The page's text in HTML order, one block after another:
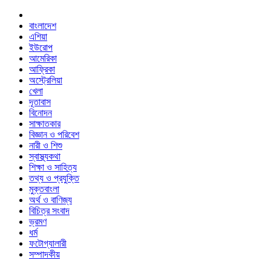
বাংলাদেশ
এশিয়া
ইউরোপ
আমেরিকা
আফ্রিকা
অস্ট্রেলিয়া
খেলা
দূতাবাস
বিনোদন
সাক্ষাতকার
বিজ্ঞান ও পরিবেশ
নারী ও শিশু
স্বাস্থ্যকথা
শিক্ষা ও সাহিত্য
তথ্য ও প্রযুক্তি
মুক্তবাংলা
অর্থ ও বাণিজ্য
বিচিত্র সংবাদ
ভ্রমণ
ধর্ম
ফটোগ্যালারী
সম্পাদকীয়